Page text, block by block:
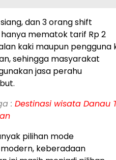
dan 3 orang shift
mematok tarif Rp 2
kaki maupun pengguna
sehingga masyarakat
jasa perahu
: Destinasi wisata
pilihan mode
keberadaan